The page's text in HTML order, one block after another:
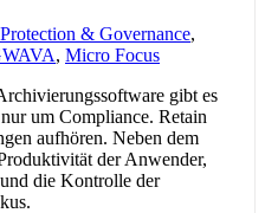
& Governance,
, Micro Focus
gibt es
um Compliance. Retain
aufhören. Neben dem
der Anwender,
die Kontrolle der